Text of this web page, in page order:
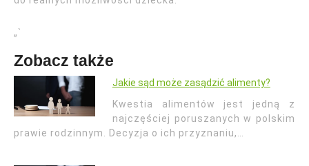
„`
Zobacz także
Jakie sąd może zasądzić alimenty?
Kwestia alimentów jest jedną z
najczęściej poruszanych w polskim
prawie rodzinnym. Decyzja o ich przyznaniu,…